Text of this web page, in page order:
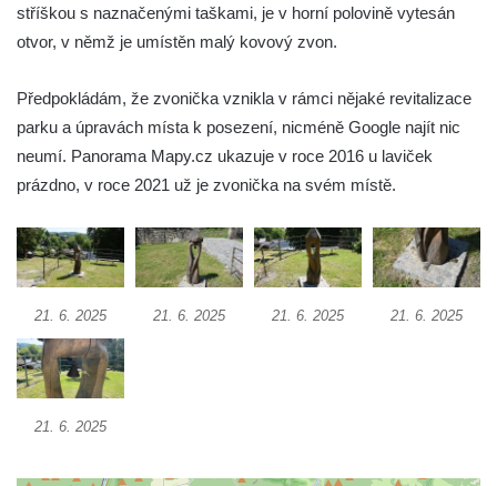
Zvonice v parku v Krkonošské ulici v Desné
Cítolibech
Zvonice církve československé husitské na
návsi ve Veltěži
Dřevěná zvonička před domem čp. 109 v
Hřivicích
Zvonice církve československé husitské v
Hřivicích
Zvonice u kostela svatého Jakuba v
Hřivicích
Zvonička před kostelem Narození Panny
Kryštofově Údolí
stříškou s naznačenými taškami, je v horní polovině vytesán
otvor, v němž je umístěn malý kovový zvon.
Předpokládám, že zvonička vznikla v rámci nějaké revitalizace
parku a úpravách místa k posezení, nicméně Google najít nic
neumí. Panorama Mapy.cz ukazuje v roce 2016 u laviček
prázdno, v roce 2021 už je zvonička na svém místě.
21. 6. 2025 21. 6. 2025 21. 6. 2025 21. 6. 2025
21. 6. 2025